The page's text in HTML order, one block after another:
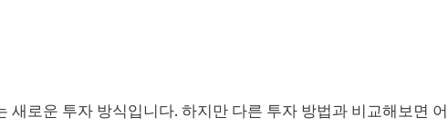
로운 투자 방식입니다. 하지만 다른 투자 방법과 비교해보면 어